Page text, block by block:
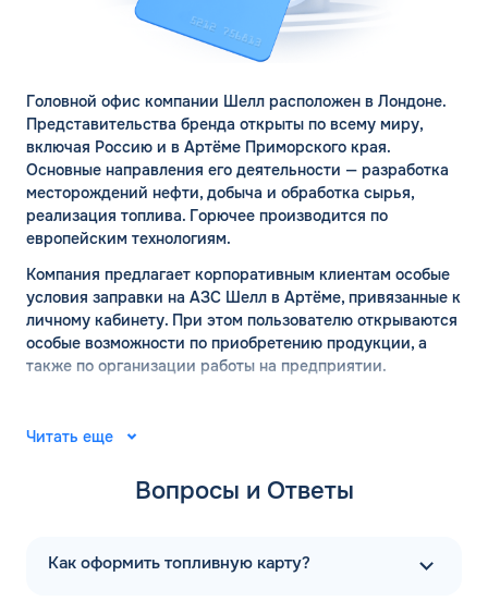
Головной офис компании Шелл расположен в Лондоне.
Представительства бренда открыты по всему миру,
включая Россию и в Артёме Приморского края.
Основные направления его деятельности — разработка
месторождений нефти, добыча и обработка сырья,
реализация топлива. Горючее производится по
европейским технологиям.
Компания предлагает корпоративным клиентам особые
условия заправки на АЗС Шелл в Артёме, привязанные к
личному кабинету. При этом пользователю открываются
особые возможности по приобретению продукции, а
также по организации работы на предприятии.
официальный сайт
Место рождения компании Шелл — город Хельсинки. Ее
основал финский капитан Мауриц Скогстрем с
первая точка по продаже бензина. А на сегодняшний
день компания успешно развивается и в России,
Читать еще
Вопросы и Ответы
Как оформить топливную карту?